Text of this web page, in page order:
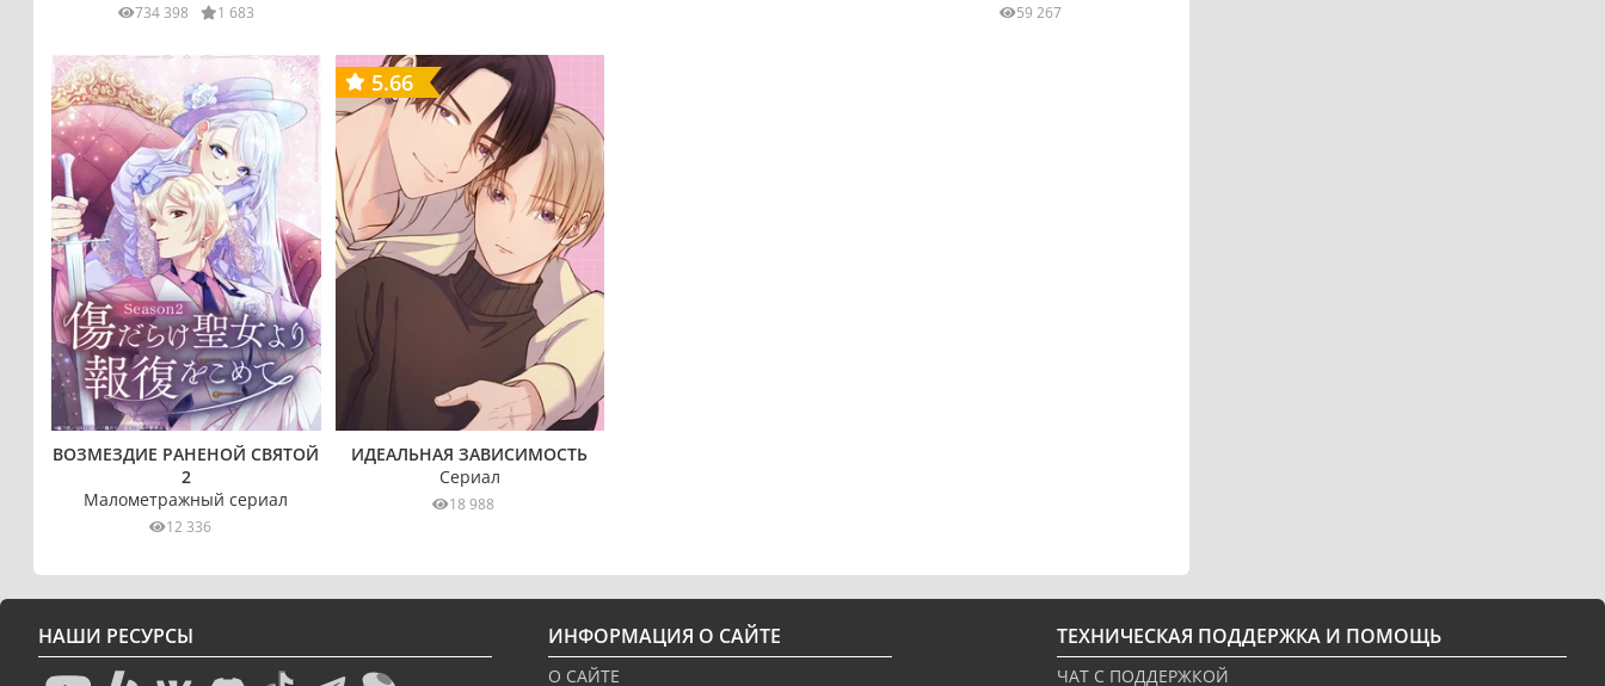
734 398 1 683 59 267
ВОЗМЕЗДИЕ РАНЕНОЙ СВЯТОЙ
2
Малометражный сериал
12 336
5.66
ИДЕАЛЬНАЯ ЗАВИСИМОСТЬ
Сериал
18 988
НАШИ РЕСУРСЫ ИНФОРМАЦИЯ О САЙТЕ
О САЙТЕ
ТЕХНИЧЕСКАЯ ПОДДЕРЖКА И ПОМОЩЬ
ЧАТ С ПОДДЕРЖКОЙ